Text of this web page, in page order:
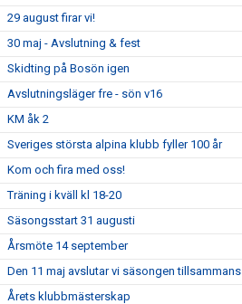
29 august firar vi!
30 maj - Avslutning & fest
Skidting på Bosön igen
Avslutningsläger fre - sön v16
KM åk 2
Sveriges största alpina klubb fyller 100 år
Kom och fira med oss!
Träning i kväll kl 18-20
Säsongsstart 31 augusti
Årsmöte 14 september
Den 11 maj avslutar vi säsongen tillsammans
Årets klubbmästerskap